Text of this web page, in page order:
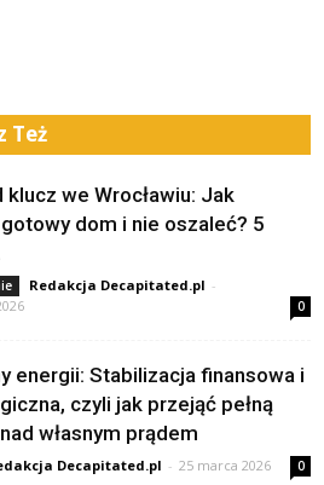
Też
klucz we Wrocławiu: Jak
dom i nie oszaleć? 5
Redakcja Decapitated.pl -
0
energii: Stabilizacja finansowa i
czyli jak przejąć pełną
własnym prądem
Decapitated.pl - 25 marca 2026 0